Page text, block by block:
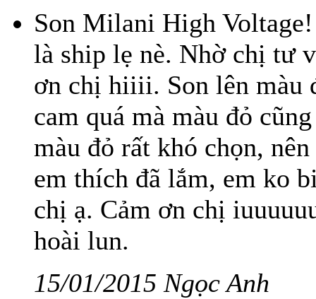
Son Milani High
là ship lẹ nè. Nhờ chị tư
ơn chị hiiii. Son lên màu
cam quá mà màu đỏ
màu đỏ rất khó chọn,
em thích đã lắm, em ko
chị ạ. Cảm ơn chị
hoài lun.
15/01/2015 Ngọc Anh